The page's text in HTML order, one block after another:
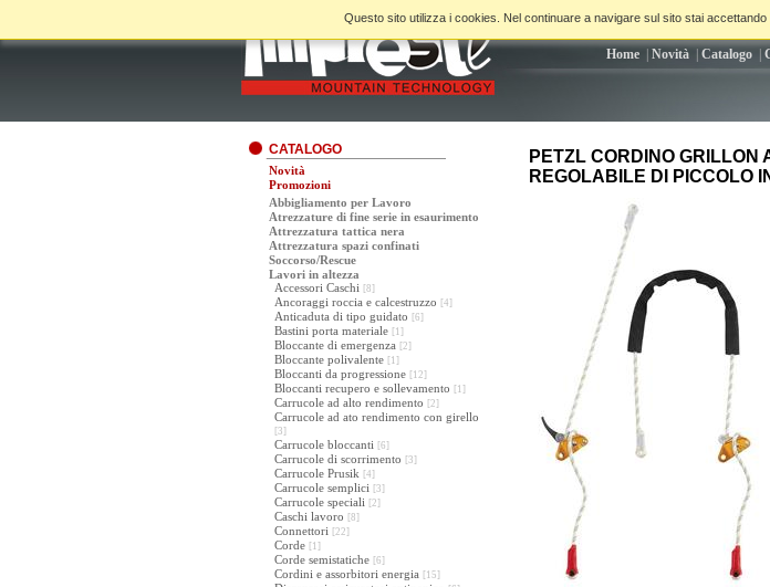
Questo sito utilizza i cookies. Nel continuare a navigare sul sito stai
Home Novità Catalogo
CATALOGO
Novità
Promozioni
Abbigliamento per Lavoro
Atrezzature di fine serie in esaurimento
Attrezzatura tattica nera
Attrezzatura spazi confinati
Soccorso/Rescue
Lavori in altezza
Accessori Caschi [8]
Ancoraggi roccia e calcestruzzo [4]
Anticaduta di tipo guidato [6]
Bastini porta materiale [1]
Bloccante di emergenza [2]
Bloccante polivalente [1]
Bloccanti da progressione [12]
Bloccanti recupero e sollevamento [1]
Carrucole ad alto rendimento [2]
Carrucole ad ato rendimento con girello
[3]
Carrucole bloccanti [6]
Carrucole di scorrimento [3]
Carrucole Prusik [4]
Carrucole semplici [3]
Carrucole speciali [2]
Caschi lavoro [8]
Connettori [22]
Corde [1]
Corde semistatiche [6]
Cordini e assorbitori energia [15]
PETZL CORDINO GRILLON
REGOLABILE DI PICCOLO